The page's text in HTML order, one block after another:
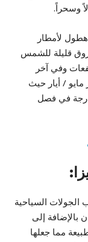
وسحراً.
لأمطار
قليلة للشمس
وفي آخر
/ أيار حيث
درجة في فصل
الجولات السياحية
بالإضافة إلى
مما جعلها